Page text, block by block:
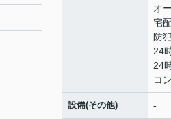
オ
宅
防
24
24
コ
設備(その他) -